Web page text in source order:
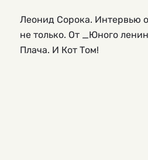
Леонид Сорока. Интервью
не только. От _Юного
Плача. И Кот Том!